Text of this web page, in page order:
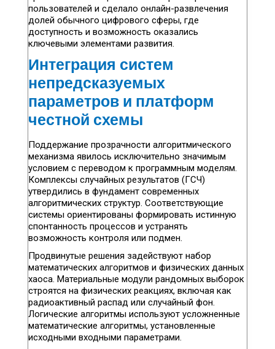
пользователей и сделало онлайн-развлечения
долей обычного цифрового сферы, где
доступность и возможность оказались
ключевыми элементами развития.
Интеграция систем
непредсказуемых
параметров и платформ
честной схемы
Поддержание прозрачности алгоритмического
механизма явилось исключительно значимым
условием с переводом к программным моделям.
Комплексы случайных результатов (ГСЧ)
утвердились в фундамент современных
алгоритмических структур. Соответствующие
системы ориентированы формировать истинную
спонтанность процессов и устранять
возможность контроля или подмен.
Продвинутые решения задействуют набор
математических алгоритмов и физических данных
хаоса. Материальные модули рандомных выборок
строятся на физических реакциях, включая как
радиоактивный распад или случайный фон.
Логические алгоритмы используют усложненные
математические алгоритмы, установленные
исходными входными параметрами.